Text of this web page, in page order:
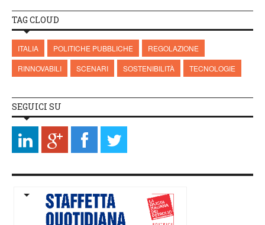
TAG CLOUD
ITALIA POLITICHE PUBBLICHE
REGOLAZIONE
RINNOVABILI
SCENARI SOSTENIBILITÀ TECNOLOGIE
SEGUICI SU